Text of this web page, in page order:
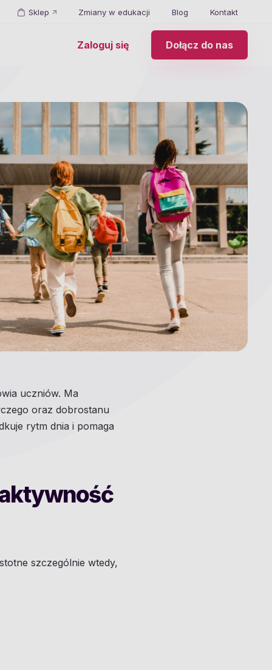
Sklep Zmiany w edukacji Blog Kontakt
Zaloguj się Dołącz do nas
uczniów. Ma
oraz dobrostanu
rytm dnia i pomaga
szczególnie wtedy,